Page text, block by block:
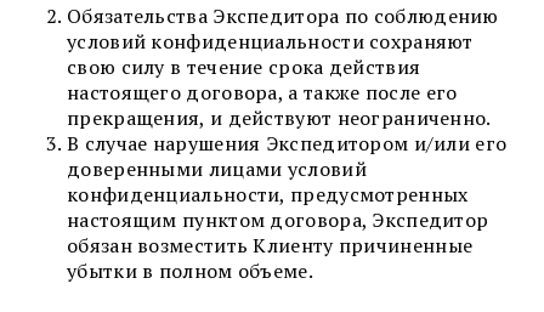
Обязательства Экспедитора по соблюдению
условий конфиденциальности сохраняют
свою силу в течение срока действия
настоящего договора, а также после его
прекращения, и действуют неограниченно.
В случае нарушения Экспедитором и/или его
доверенными лицами условий
конфиденциальности, предусмотренных
настоящим пунктом договора, Экспедитор
обязан возместить Клиенту причиненные
убытки в полном объеме.